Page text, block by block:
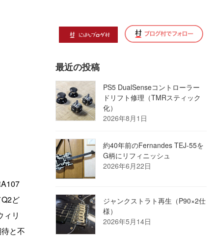
ど
リ
と不
最近の投稿
PS5 DualSenseコントローラー
ドリフト修理（TMRスティック
化）
2026年8月1日
約40年前のFernandes TEJ-55を
G柄にリフィニッシュ
2026年6月22日
ジャンクストラト再生（P90×2仕
様）
2026年5月14日